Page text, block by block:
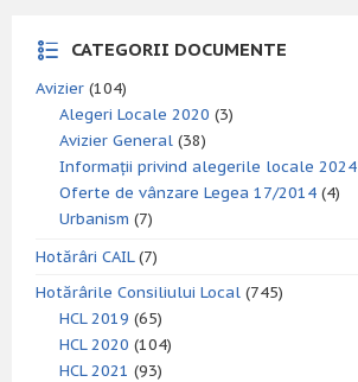
CATEGORII DOCUMENTE
Avizier (104)
Alegeri Locale 2020 (3)
Avizier General (38)
Informații privind alegerile locale 2024
Oferte de vânzare Legea 17/2014 (4)
Urbanism (7)
Hotărâri CAIL(7)
Hotărârile Consiliului Local (745)
HCL 2019 (65)
HCL 2020 (104)
HCL 2021 (93)